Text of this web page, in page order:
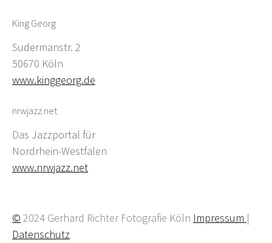
King Georg
Sudermanstr. 2
50670 Köln
www.kinggeorg.de
nrwjazz.net
Das Jazzportal für
Nordrhein-Westfalen
www.nrwjazz.net
© 2024 Gerhard Richter Fotografie Köln Impressum |
Datenschutz